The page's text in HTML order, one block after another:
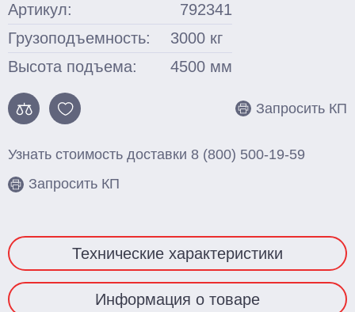
Артикул:
792341
Грузоподъемность:
3000 кг
Высота подъема:
4500 мм
Запросить КП
Узнать стоимость доставки 8 (800) 500-19-59
Запросить КП
Технические характеристики
Информация о товаре
Толкаемого типа
Грузоподъемное оборудование
Тали ручные
Тельферы
Смотреть весь каталог